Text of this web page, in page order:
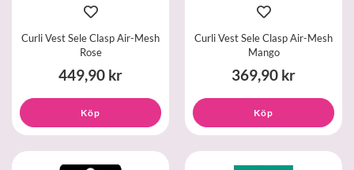
Curli Vest Sele Clasp Air-Mesh
Rose
449,90 kr
Köp
Curli Vest Sele Clasp Air-Mesh
Mango
369,90 kr
Köp